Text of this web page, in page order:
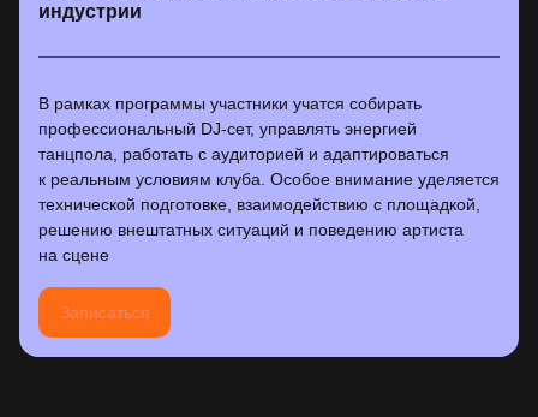
индустрии
В рамках программы участники учатся собирать
профессиональный DJ-сет, управлять энергией
танцпола, работать с аудиторией и адаптироваться
к реальным условиям клуба. Особое внимание уделяется
технической подготовке, взаимодействию с площадкой,
решению внештатных ситуаций и поведению артиста
на сцене
Записаться